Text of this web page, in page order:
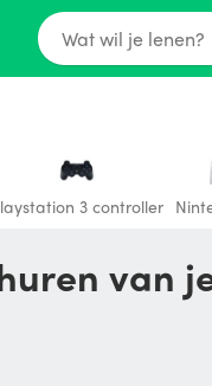
Wat wil je lenen?
3 controller
van